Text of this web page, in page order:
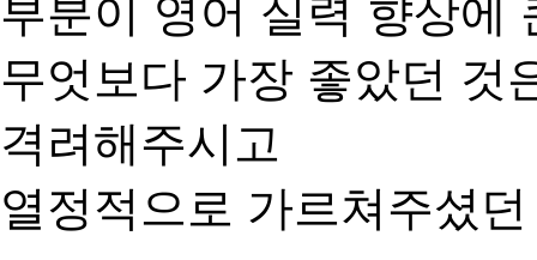
부분이 영어 실력 향상에
무엇보다 가장 좋았던 것
격려해주시고
열정적으로 가르쳐주셨